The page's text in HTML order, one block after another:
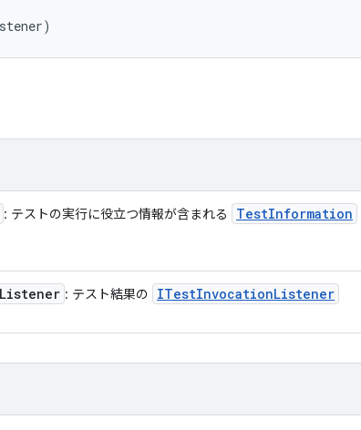
: テストの実行に役立つ情報が含まれる TestInformation
Listener : テスト結果の ITestInvocationListener